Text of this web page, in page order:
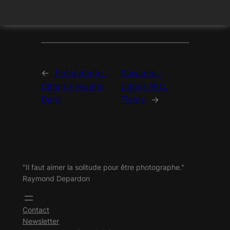
←
Précédente :
Citons Frédéric
Dard
Suivante :
Citons W.C.
Fields
→
"Il faut aimer la solitude pour être photographe."
Raymond Depardon
Contact
Newsletter